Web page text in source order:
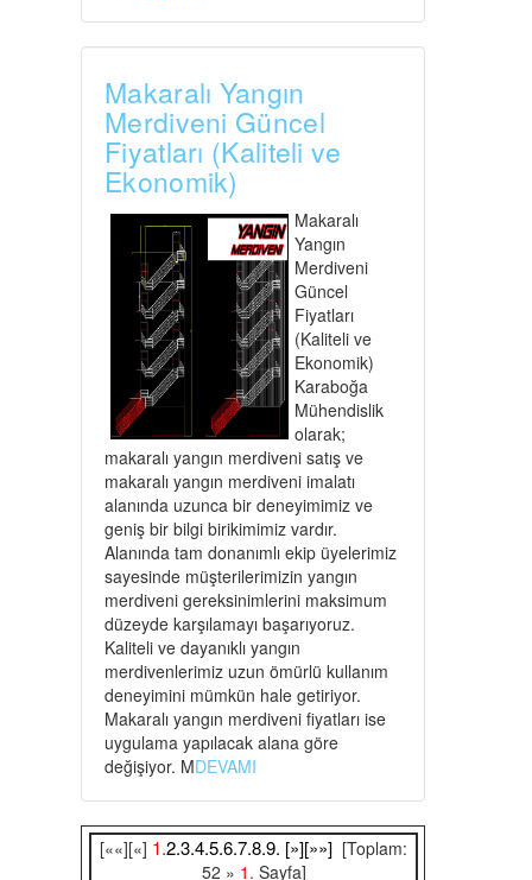
Makaralı Yangın
Merdiveni Güncel
Fiyatları (Kaliteli ve
Ekonomik)
Makaralı
Yangın
Merdiveni
Güncel
Fiyatları
(Kaliteli ve
Ekonomik)
Karaboğa
Mühendislik
olarak;
makaralı yangın merdiveni satış ve
makaralı yangın merdiveni imalatı
alanında uzunca bir deneyimimiz ve
geniş bir bilgi birikimimiz vardır.
Alanında tam donanımlı ekip üyelerimiz
sayesinde müşterilerimizin yangın
merdiveni gereksinimlerini maksimum
düzeyde karşılamayı başarıyoruz.
Kaliteli ve dayanıklı yangın
merdivenlerimiz uzun ömürlü kullanım
deneyimini mümkün hale getiriyor.
Makaralı yangın merdiveni fiyatları ise
uygulama yapılacak alana göre
değişiyor. MDEVAMI
[««][«] 1.2.3.4.5.6.7.8.9. [»][»»] [Toplam:
52 » 1. Sayfa]